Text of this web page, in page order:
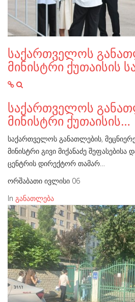
საქართველოს
მინისტრი ქუთაისის
საქართველოს
მინისტრი ქუთაისის…
საქართველოს განათლების,
მინისტრი გივი მიქანაძე
ცენტრის დირექტორ თამარ…
ორშაბათი ივლისი 06
In განათლება